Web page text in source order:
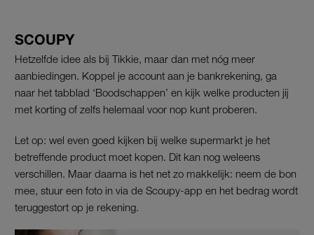
SCOUPY
Hetzelfde idee als bij Tikkie, maar dan met nóg meer
aanbiedingen. Koppel je account aan je bankrekening, ga
naar het tabblad ‘Boodschappen’ en kijk welke producten jij
met korting of zelfs helemaal voor nop kunt proberen.
Let op: wel even goed kijken bij welke supermarkt je het
betreffende product moet kopen. Dit kan nog weleens
verschillen. Maar daarna is het net zo makkelijk: neem de bon
mee, stuur een foto in via de Scoupy-app en het bedrag wordt
teruggestort op je rekening.